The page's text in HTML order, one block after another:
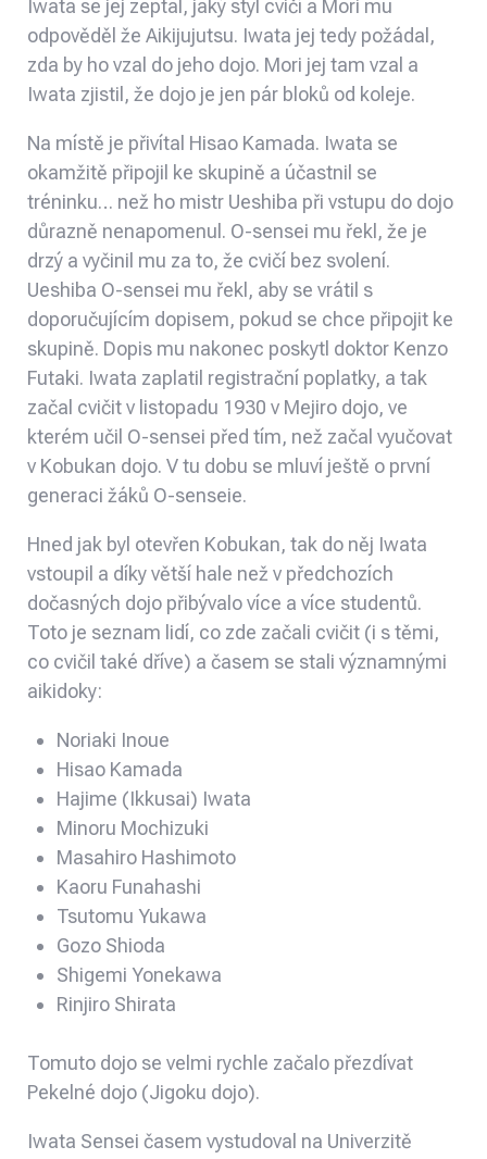
Iwata se jej zeptal, jaký styl cvičí a Mori mu
odpověděl že Aikijujutsu. Iwata jej tedy požádal,
zda by ho vzal do jeho dojo. Mori jej tam vzal a
Iwata zjistil, že dojo je jen pár bloků od koleje.
Na místě je přivítal Hisao Kamada. Iwata se
okamžitě připojil ke skupině a účastnil se
tréninku… než ho mistr Ueshiba při vstupu do dojo
důrazně nenapomenul. O-sensei mu řekl, že je
drzý a vyčinil mu za to, že cvičí bez svolení.
Ueshiba O-sensei mu řekl, aby se vrátil s
doporučujícím dopisem, pokud se chce připojit ke
skupině. Dopis mu nakonec poskytl doktor Kenzo
Futaki. Iwata zaplatil registrační poplatky, a tak
začal cvičit v listopadu 1930 v Mejiro dojo, ve
kterém učil O-sensei před tím, než začal vyučovat
v Kobukan dojo. V tu dobu se mluví ještě o první
generaci žáků O-senseie.
Hned jak byl otevřen Kobukan, tak do něj Iwata
vstoupil a díky větší hale než v předchozích
dočasných dojo přibývalo více a více studentů.
Toto je seznam lidí, co zde začali cvičit (i s těmi,
co cvičil také dříve) a časem se stali významnými
aikidoky:
Noriaki Inoue
Hisao Kamada
Hajime (Ikkusai) Iwata
Minoru Mochizuki
Masahiro Hashimoto
Kaoru Funahashi
Tsutomu Yukawa
Gozo Shioda
Shigemi Yonekawa
Rinjiro Shirata
Tomuto dojo se velmi rychle začalo přezdívat
Pekelné dojo (Jigoku dojo).
Iwata Sensei časem vystudoval na Univerzitě